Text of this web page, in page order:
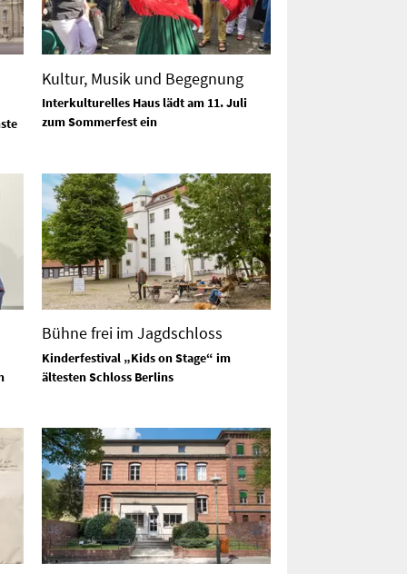
Kultur, Musik und Begegnung
Interkulturelles Haus lädt am 11. Juli
zum Sommerfest ein
Bühne frei im Jagdschloss
Kinderfestival „Kids on Stage“ im
ältesten Schloss Berlins